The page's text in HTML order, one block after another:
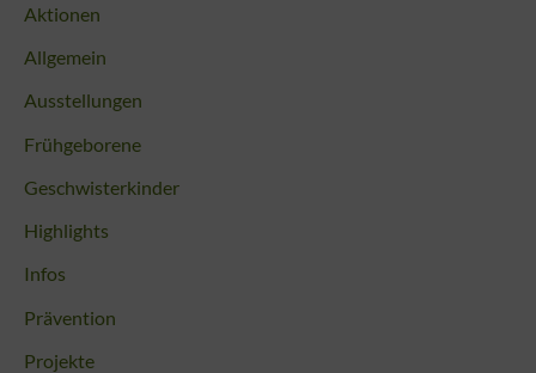
Aktionen
Allgemein
Ausstellungen
Frühgeborene
Geschwisterkinder
Highlights
Infos
Prävention
Projekte